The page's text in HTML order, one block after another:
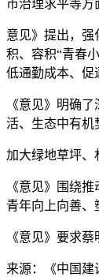
市治理求平等方
意见》提出，强
积、容积“青春
低通勤成本、促
《意见》明确
活、生态中有机
加大绿地草坪、
《意见》围绕
青年向上向善、
《意见》要求
来源：《中国建